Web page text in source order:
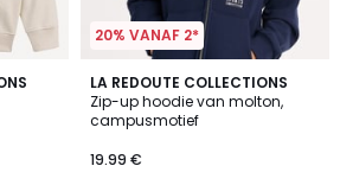
20% VANAF 2*
LA REDOUTE COLLECTIONS
Zip-up hoodie van molton,
campusmotief
19.99 €
5
/
5